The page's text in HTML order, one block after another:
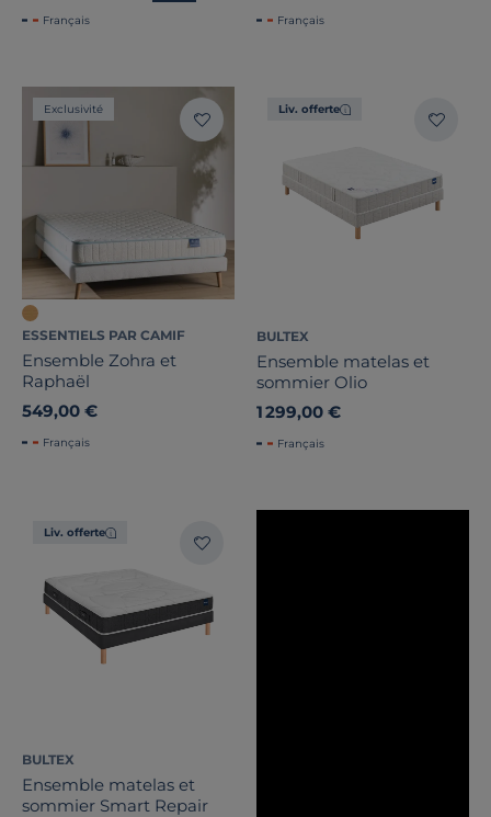
Français Français
Exclusivité
ESSENTIELS PAR CAMIF
Ensemble Zohra et
Raphaël
549,00 €
Français
Liv. offerte
BULTEX
Ensemble matelas et
sommier Olio
1 299,00 €
Français
Liv. offerte
BULTEX
Ensemble matelas et
sommier Smart Repair
Traitement
Pieds de sommier inclus
Promotion
Note des clients
Stock
Certifications et labels
Pays de fabrication